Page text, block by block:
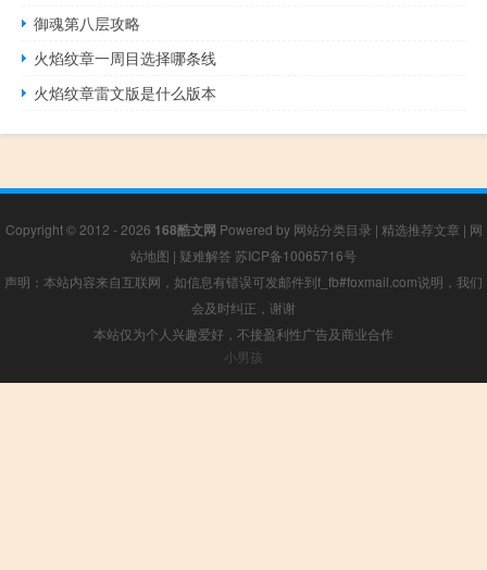
御魂第八层攻略
火焰纹章一周目选择哪条线
火焰纹章雷文版是什么版本
Copyright © 2012 - 2026 168酷文网 Powered by 网站分类目录 | 精选推荐文章 | 网
站地图 | 疑难解答 苏ICP备10065716号
声明：本站内容来自互联网，如信息有错误可发邮件到f_fb#foxmail.com说明，我们
会及时纠正，谢谢
本站仅为个人兴趣爱好，不接盈利性广告及商业合作
小男孩